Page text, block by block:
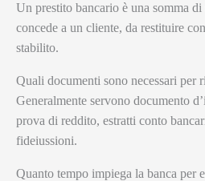
Un prestito bancario è una somma di
concede a un cliente, da restituire
stabilito.
Quali documenti sono necessari per
Generalmente servono documento
prova di reddito, estratti conto
fideiussioni.
Quanto tempo impiega la banca per